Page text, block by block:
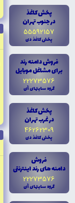
پخش کاغذ
در جنوب تهران
55592157
پخش کاغذ دى
فروش دامنه رند
براى مشاغل موبايل
22273576
گروه سايتهاى آى
پخش کاغذ
در غرب تهران
46262309
پخش کاغذ دى
فروش
دامنه هاى رند اينترنتى
22273576
گروه سايتهاى آى